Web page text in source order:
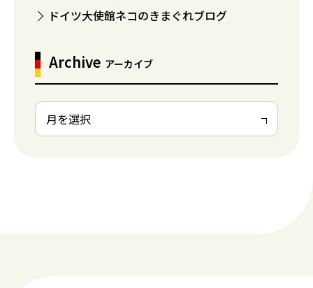
ドイツ大使館ネコのきまぐれブログ
Archive アーカイブ